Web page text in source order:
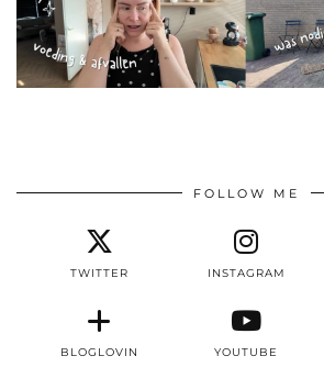
FOLLOW ME
TWITTER INSTAGRAM
BLOGLOVIN YOUTUBE